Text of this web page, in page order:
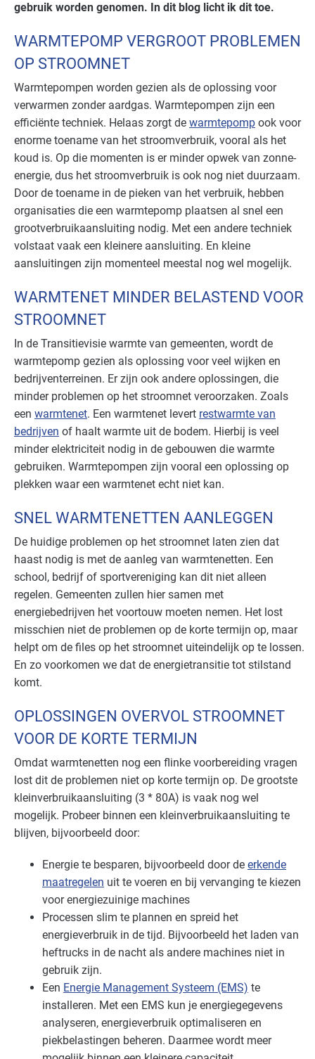
gebruik worden genomen. In dit blog licht ik dit toe.
WARMTEPOMP VERGROOT PROBLEMEN
OP STROOMNET
Warmtepompen worden gezien als de oplossing voor
verwarmen zonder aardgas. Warmtepompen zijn een
efficiënte techniek. Helaas zorgt de warmtepomp ook voor
enorme toename van het stroomverbruik, vooral als het
koud is. Op die momenten is er minder opwek van zonne-
energie, dus het stroomverbruik is ook nog niet duurzaam.
Door de toename in de pieken van het verbruik, hebben
organisaties die een warmtepomp plaatsen al snel een
grootverbruikaansluiting nodig. Met een andere techniek
volstaat vaak een kleinere aansluiting. En kleine
aansluitingen zijn momenteel meestal nog wel mogelijk.
WARMTENET MINDER BELASTEND VOOR
STROOMNET
In de Transitievisie warmte van gemeenten, wordt de
warmtepomp gezien als oplossing voor veel wijken en
bedrijventerreinen. Er zijn ook andere oplossingen, die
minder problemen op het stroomnet veroorzaken. Zoals
een warmtenet. Een warmtenet levert restwarmte van
bedrijven of haalt warmte uit de bodem. Hierbij is veel
minder elektriciteit nodig in de gebouwen die warmte
gebruiken. Warmtepompen zijn vooral een oplossing op
plekken waar een warmtenet echt niet kan.
SNEL WARMTENETTEN AANLEGGEN
De huidige problemen op het stroomnet laten zien dat
haast nodig is met de aanleg van warmtenetten. Een
school, bedrijf of sportvereniging kan dit niet alleen
regelen. Gemeenten zullen hier samen met
energiebedrijven het voortouw moeten nemen. Het lost
misschien niet de problemen op de korte termijn op, maar
helpt om de files op het stroomnet uiteindelijk op te lossen.
En zo voorkomen we dat de energietransitie tot stilstand
komt.
OPLOSSINGEN OVERVOL STROOMNET
VOOR DE KORTE TERMIJN
Omdat warmtenetten nog een flinke voorbereiding vragen
lost dit de problemen niet op korte termijn op. De grootste
kleinverbruikaansluiting (3 * 80A) is vaak nog wel
mogelijk. Probeer binnen een kleinverbruikaansluiting te
blijven, bijvoorbeeld door:
Energie te besparen, bijvoorbeeld door de erkende
maatregelen uit te voeren en bij vervanging te kiezen
voor energiezuinige machines
Processen slim te plannen en spreid het
energieverbruik in de tijd. Bijvoorbeeld het laden van
heftrucks in de nacht als andere machines niet in
gebruik zijn.
Een Energie Management Systeem (EMS) te
installeren. Met een EMS kun je energiegegevens
analyseren, energieverbruik optimaliseren en
piekbelastingen beheren. Daarmee wordt meer